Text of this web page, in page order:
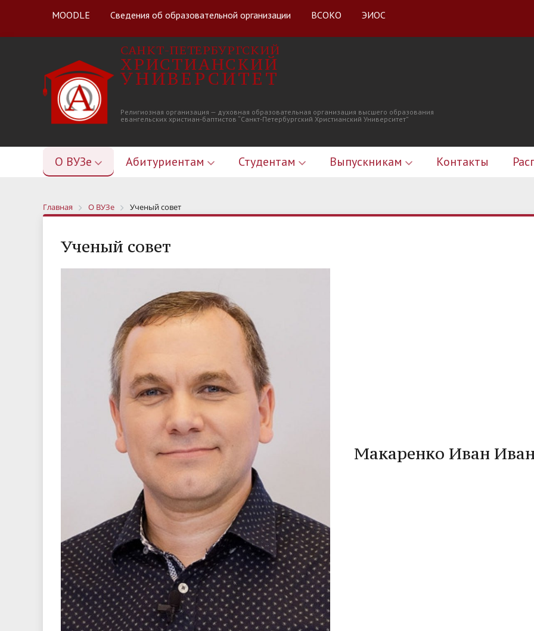
MOODLE Сведения об образовательной организации ВСОКО ЭИОС
САНКТ-ПЕТЕРБУРГСКИЙ
ХРИСТИАНСКИЙ
УНИВЕРСИТЕТ
Религиозная организация — духовная образовательная организация высшего образования
евангельских христиан-баптистов “Санкт-Петербургский Христианский Университет”
О ВУЗе Абитуриентам Студентам Выпускникам Контакты
Главная О ВУЗе Ученый совет
Ученый совет
Макаренко Иван